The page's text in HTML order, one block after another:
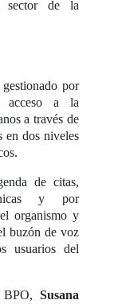
sector de la
por
acceso a la
a través de
en dos niveles
de citas,
y por
organismo y
buzón de voz
usuarios del
Susana